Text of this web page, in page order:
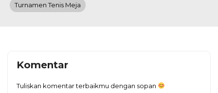
Turnamen Tenis Meja
Komentar
Tuliskan komentar terbaikmu dengan sopan